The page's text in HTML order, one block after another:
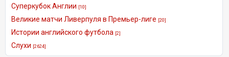
Суперкубок Англии [10]
Великие матчи Ливерпуля в Премьер-лиге [20]
Истории английского футбола [2]
Слухи [2624]